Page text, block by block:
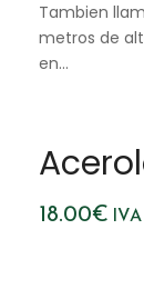
Tambien
metros de
en…
18.00€ IVA